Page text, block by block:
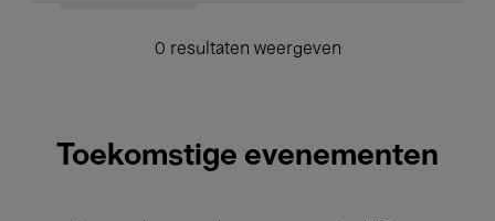
0 resultaten weergeven
Toekomstige evenementen